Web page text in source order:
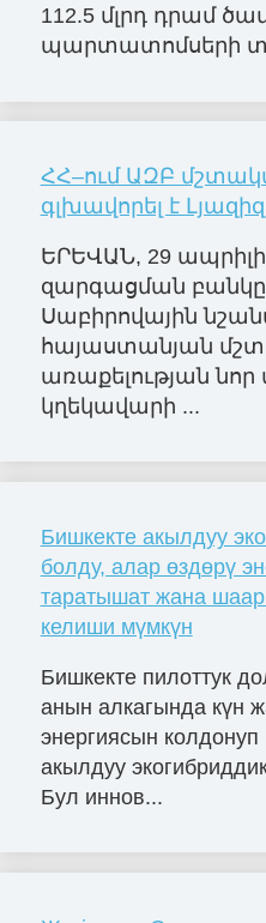
112.5 մլրդ դրամ
պարտատոմսերի
ՀՀ–ում ԱԶԲ
գլխավորել է
ԵՐԵՎԱՆ, 29
զարգացման
Սաբիրովային
հայաստանյան
առաքելության նոր
կղեկավարի ...
Бишкекте акылдуу
болду, алар өздөрү
таратышат жана
келиши мүмкүн
Бишкекте пилоттук
анын алкагында күн
энергиясын колдонуп
акылдуу
Бул иннов...